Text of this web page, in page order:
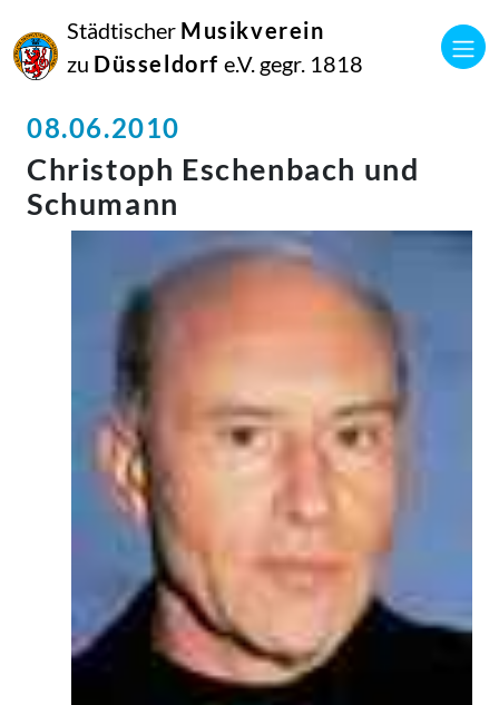
Städtischer Musikverein
zu Düsseldorf e.V. gegr. 1818
08.06.2010
Christoph Eschenbach und
Schumann